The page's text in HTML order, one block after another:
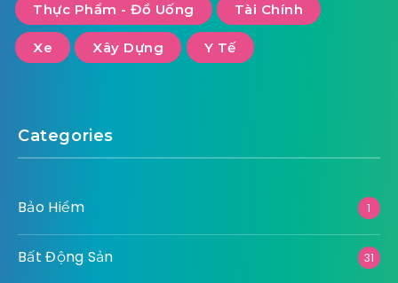
Thực Phẩm - Đồ Uống Tài Chính
Xe Xây Dựng Y Tế
Categories
Bảo Hiểm 1
Bất Động Sản 31